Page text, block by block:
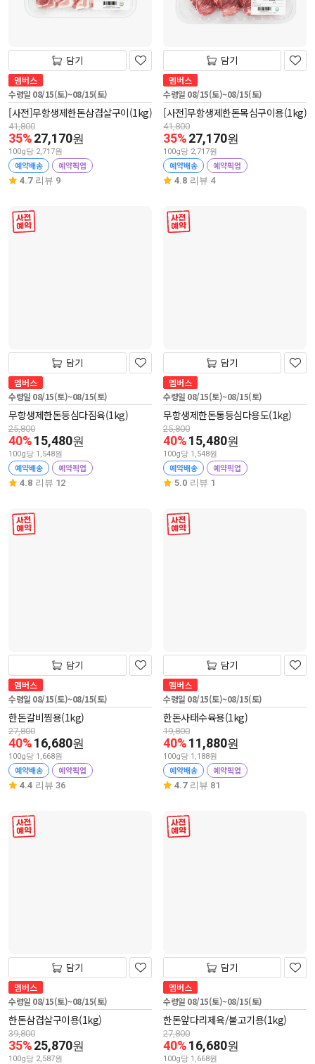
담기
멤버스
수령일 08/15(토)~08/15(토)
[사전]무항생제한돈삼겹살구이(1kg)
41,800
35%27,170원
100g당 2,717원
예약배송 예약픽업
4.7 리뷰 9
담기
멤버스
수령일 08/15(토)~08/15(토)
[사전]무항생제한돈목심구이용(1kg)
41,800
35%27,170원
100g당 2,717원
예약배송 예약픽업
4.8 리뷰 4
담기
멤버스
수령일 08/15(토)~08/15(토)
무항생제한돈등심다짐육(1kg)
25,800
40%15,480원
100g당 1,548원
예약배송 예약픽업
4.8 리뷰 12
담기
멤버스
수령일 08/15(토)~08/15(토)
무항생제한돈통등심다용도(1kg)
25,800
40%15,480원
100g당 1,548원
예약배송 예약픽업
5.0 리뷰 1
담기
멤버스
수령일 08/15(토)~08/15(토)
한돈갈비찜용(1kg)
27,800
40%16,680원
100g당 1,668원
예약배송 예약픽업
4.4 리뷰 36
담기
멤버스
수령일 08/15(토)~08/15(토)
한돈사태수육용(1kg)
19,800
40%11,880원
100g당 1,188원
예약배송 예약픽업
4.7 리뷰 81
담기
멤버스
수령일 08/15(토)~08/15(토)
한돈삼겹살구이용(1kg)
39,800
35%25,870원
100g당 2,587원
담기
멤버스
수령일 08/15(토)~08/15(토)
한돈앞다리제육/불고기용(1kg)
27,800
40%16,680원
100g당 1,668원